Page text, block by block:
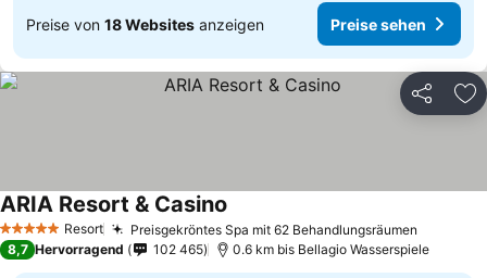
Preise von 18 Websites anzeigen Preise sehen
Teilen
5 Sterne Resort Preisgekröntes Spa mit 62 Behandlungsräumen
ARIA Resort & Casino
8,7 Hervorragend 102 465 0.6 km bis Bellagio Wasserspiele